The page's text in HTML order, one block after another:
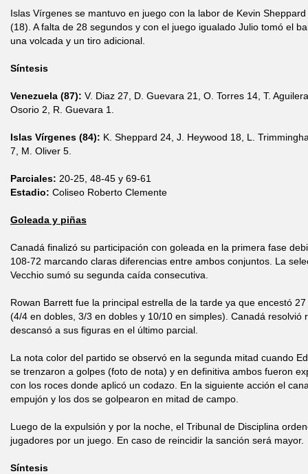
Islas Vírgenes se mantuvo en juego con la labor de Kevin
(18). A falta de 28 segundos y con el juego igualado Julio tomó el
una volcada y un tiro adicional.
Síntesis
Venezuela (87): V. Diaz 27, D. Guevara 21, O. Torres 14, T.
Osorio 2, R. Guevara 1.
Islas Vírgenes (84): K. Sheppard 24, J. Heywood 18, L.
7, M. Oliver 5.
Parciales: 20-25, 48-45 y 69-61
Estadio: Coliseo Roberto Clemente
Goleada y piñas
Canadá finalizó su participación con goleada en la primera fase
108-72 marcando claras diferencias entre ambos conjuntos. La
Vecchio sumó su segunda caída consecutiva.
Rowan Barrett fue la principal estrella de la tarde ya que encestó
(4/4 en dobles, 3/3 en dobles y 10/10 en simples). Canadá resolvió
descansó a sus figuras en el último parcial.
La nota color del partido se observó en la segunda mitad cuando
se trenzaron a golpes (foto de nota) y en definitiva ambos fueron
con los roces donde aplicó un codazo. En la siguiente acción el
empujón y los dos se golpearon en mitad de campo.
Luego de la expulsión y por la noche, el Tribunal de Disciplina
jugadores por un juego. En caso de reincidir la sanción será mayor.
Síntesis